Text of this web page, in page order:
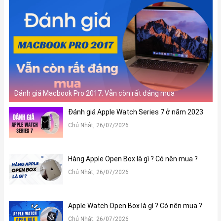
những thông số cơ bản trực tiếp như ngày, giờ,... mà không cần
phải mở điện thoại lên để xem thông báo. Đây là một tính năng
nâng cấp vô cùng đáng giá trên iPhone 14 Pro hứa hẹn sẽ rất hot
trong năm nay.
Nâng cấp lớn nhất trên màn hình của iPhone 14 Pro Max chính là
động điều chỉnh tốc độ làm mới từ 10Hz đến 120Hz, mang lại
hiệu suất tổng thể và hình ảnh động mượt mà hơn.
Đánh giá Macbook Pro 2017: Vẫn còn rất đáng mua
Đánh giá Apple Watch Series 7 ở năm 2023
Chủ Nhật, 26/07/2026
Hàng Apple Open Box là gì ? Có nên mua ?
Chủ Nhật, 26/07/2026
Apple Watch Open Box là gì ? Có nên mua ?
Chủ Nhật, 26/07/2026